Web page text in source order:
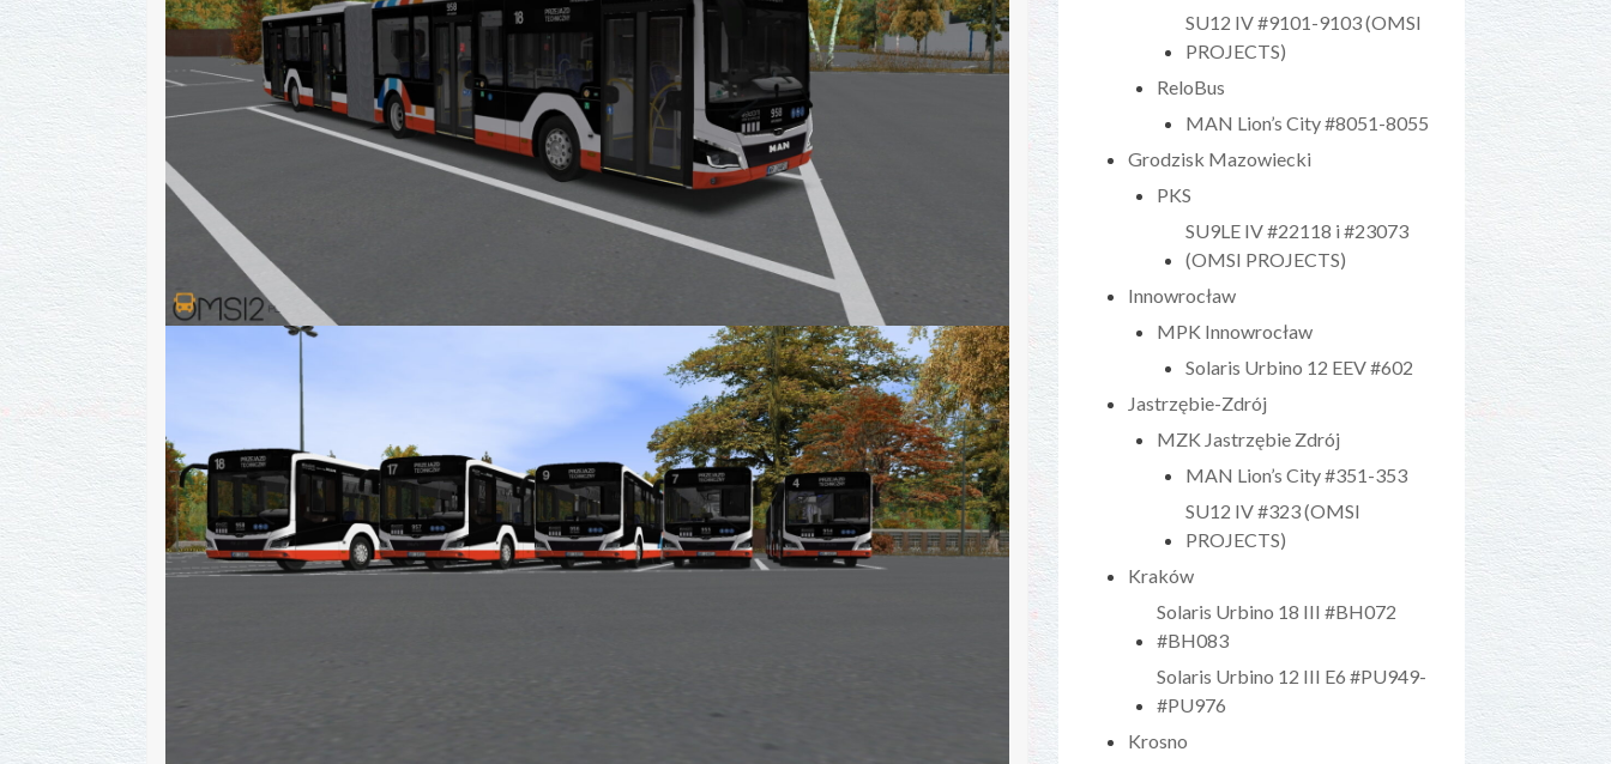
SU12 IV #9101-9103 (OMSI
PROJECTS)
ReloBus
MAN Lion’s City #8051-8055
Grodzisk Mazowiecki
PKS
SU9LE IV #22118 i #23073
(OMSI PROJECTS)
Innowrocław
MPK Innowrocław
Solaris Urbino 12 EEV #602
Jastrzębie-Zdrój
MZK Jastrzębie Zdrój
MAN Lion’s City #351-353
SU12 IV #323 (OMSI
PROJECTS)
Kraków
Solaris Urbino 18 III #BH072
#BH083
Solaris Urbino 12 III E6 #PU949-
#PU976
Krosno